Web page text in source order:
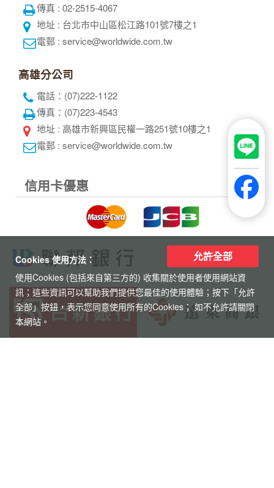
Cookies 使用方法：
使用Cookies (包括來自第三方的) 收集關於使用者使用網站資
訊；這些資訊可以幫助我們提供您最佳的使用體驗；按下「允許
全部」按鈕，表示您同意使用所有的Cookies； 如不允許請關閉
本網站。
允許全部
傳真 : 02-2515-4067
地址 : 台北市中山區松江路101號7樓之1
電郵 : service@worldwide.com.tw
高雄分公司
電話：(07)222-1122
傳真：(07)223-4543
地址 : 高雄市新興區民權一路251號10樓之1
電郵 : service@worldwide.com.tw
信用卡優惠